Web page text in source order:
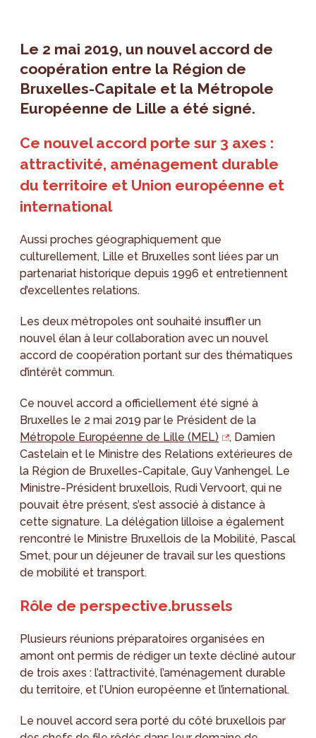
Le 2 mai 2019, un nouvel accord de
coopération entre la Région de
Bruxelles-Capitale et la Métropole
Européenne de Lille a été signé.
Ce nouvel accord porte sur 3 axes :
attractivité, aménagement durable
du territoire et Union européenne et
international
Aussi proches géographiquement que
culturellement, Lille et Bruxelles sont liées par un
partenariat historique depuis 1996 et entretiennent
d’excellentes relations.
Les deux métropoles ont souhaité insuffler un
nouvel élan à leur collaboration avec un nouvel
accord de coopération portant sur des thématiques
d’intérêt commun.
Ce nouvel accord a officiellement été signé à
Bruxelles le 2 mai 2019 par le Président de la
Métropole Européenne de Lille (MEL)
, Damien
Castelain et le Ministre des Relations extérieures de
la Région de Bruxelles-Capitale, Guy Vanhengel. Le
Ministre-Président bruxellois, Rudi Vervoort, qui ne
pouvait être présent, s’est associé à distance à
cette signature. La délégation lilloise a également
rencontré le Ministre Bruxellois de la Mobilité, Pascal
Smet, pour un déjeuner de travail sur les questions
de mobilité et transport.
Rôle de perspective.brussels
Plusieurs réunions préparatoires organisées en
amont ont permis de rédiger un texte décliné autour
de trois axes : l’attractivité, l’aménagement durable
du territoire, et l’Union européenne et l’international.
Le nouvel accord sera porté du côté bruxellois par